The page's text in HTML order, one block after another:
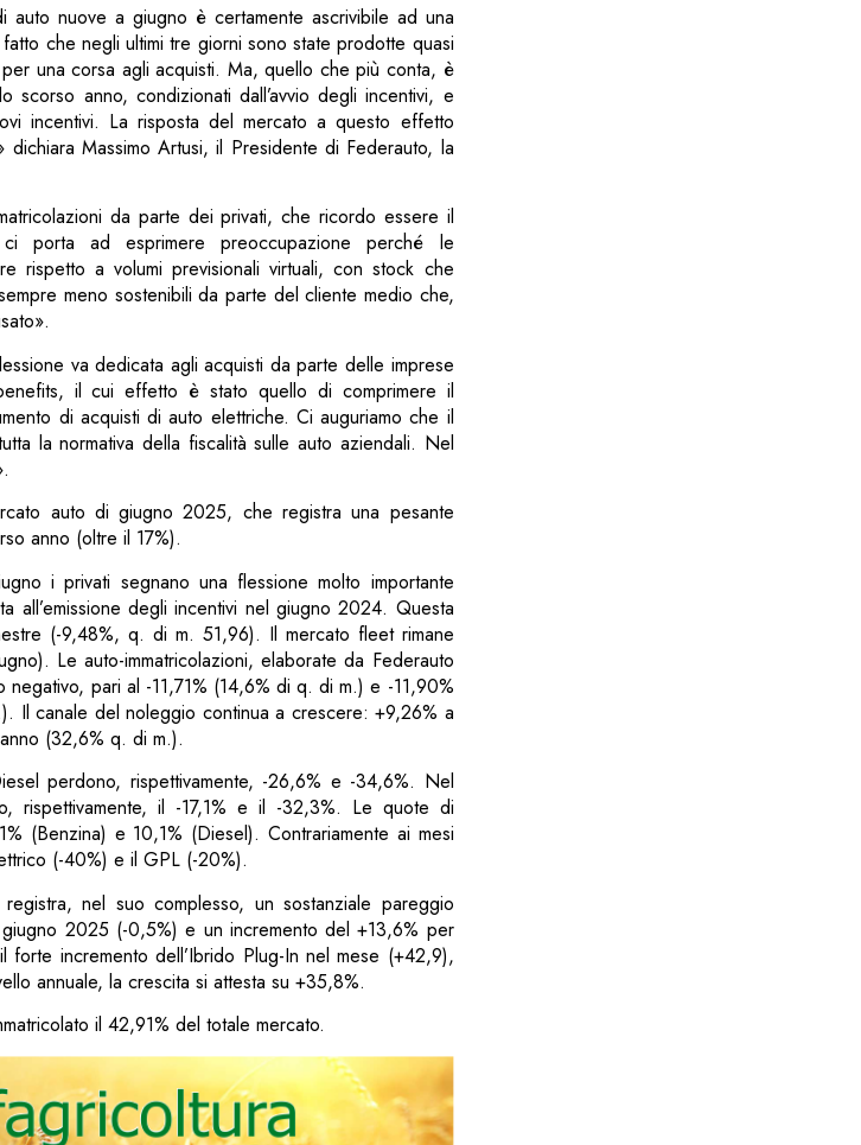
auto nuove a giugno è certamente ascrivibile ad una
che negli ultimi tre giorni sono state prodotte quasi
una corsa agli acquisti. Ma, quello che più conta, è
anno, condizionati dall’avvio degli incentivi, e
incentivi. La risposta del mercato a questo effetto
Massimo Artusi, il Presidente di Federauto, la
da parte dei privati, che ricordo essere il
porta ad esprimere preoccupazione perché le
rispetto a volumi previsionali virtuali, con stock che
meno sostenibili da parte del cliente medio che,
va dedicata agli acquisti da parte delle imprese
il cui effetto è stato quello di comprimere il
di acquisti di auto elettriche. Ci auguriamo che il
la normativa della fiscalità sulle auto aziendali. Nel
auto di giugno 2025, che registra una pesante
anno (oltre il 17%).
i privati segnano una flessione molto importante
all’emissione degli incentivi nel giugno 2024. Questa
(-9,48%, q. di m. 51,96). Il mercato fleet rimane
Le auto-immatricolazioni, elaborate da Federauto
pari al -11,71% (14,6% di q. di m.) e -11,90%
Il canale del noleggio continua a crescere: +9,26% a
(32,6% q. di m.).
perdono, rispettivamente, -26,6% e -34,6%. Nel
rispettivamente, il -17,1% e il -32,3%. Le quote di
(Benzina) e 10,1% (Diesel). Contrariamente ai mesi
(-40%) e il GPL (-20%).
nel suo complesso, un sostanziale pareggio
2025 (-0,5%) e un incremento del +13,6% per
incremento dell’Ibrido Plug-In nel mese (+42,9),
annuale, la crescita si attesta su +35,8%.
il 42,91% del totale mercato.